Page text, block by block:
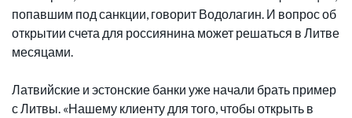
попавшим под санкции, говорит Водолагин. И вопрос об
открытии счета для россиянина может решаться в Литве
месяцами.
Латвийские и эстонские банки уже начали брать пример
с Литвы. «Нашему клиенту для того, чтобы открыть в